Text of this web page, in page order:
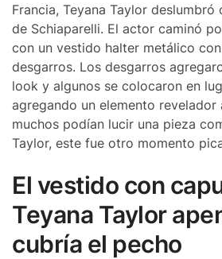
Francia, Teyana Taylor deslumbró
de Schiaparelli. El actor caminó
con un vestido halter metálico
desgarros. Los desgarros
look y algunos se colocaron en
agregando un elemento revelador
muchos podían lucir una pieza
Taylor, este fue otro momento
El vestido con
Teyana Taylor
cubría el pecho